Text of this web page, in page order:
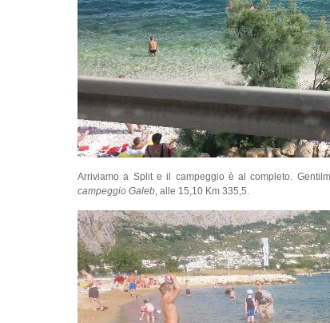
Arriviamo a Split e il campeggio è al completo.
campeggio Galeb, alle 15,10 Km 335,5.